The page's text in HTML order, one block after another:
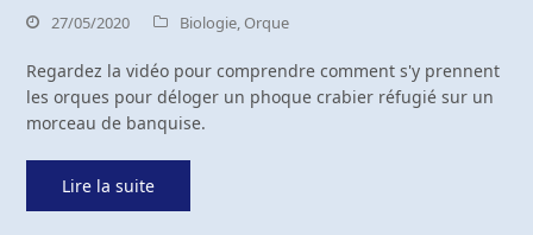
27/05/2020 Biologie,Orque
Regardez la vidéo pour comprendre comment s'y prennent
les orques pour déloger un phoque crabier réfugié sur un
morceau de banquise.
Lire la suite